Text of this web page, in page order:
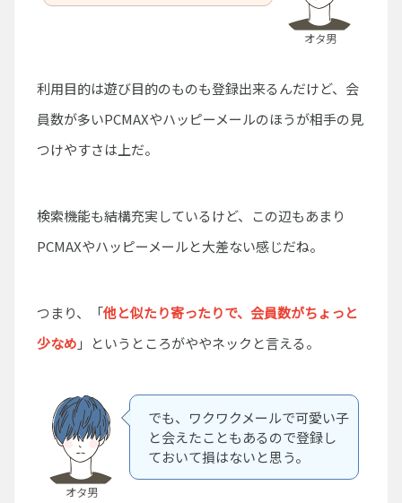
オタ男
利用目的は遊び目的のものも登録出来るんだけど、会
員数が多いPCMAXやハッピーメールのほうが相手の見
つけやすさは上だ。
検索機能も結構充実しているけど、この辺もあまり
PCMAXやハッピーメールと大差ない感じだね。
つまり、「他と似たり寄ったりで、会員数がちょっと
少なめ 」というところがややネックと言える。
オタ男
でも、ワクワクメールで可愛い子
と会えたこともあるので登録し
ておいて損はないと思う。